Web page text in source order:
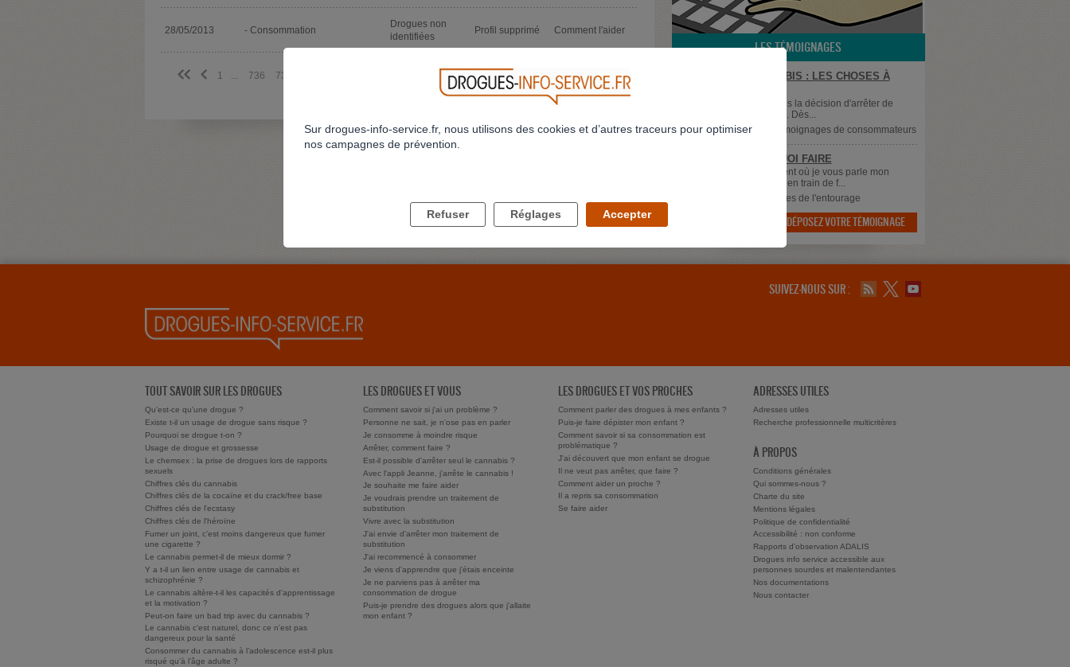
28/05/2013 - Consommation
Drogues non
identifiées
Profil supprimé Comment l'aider
<< < 1 736 737 743 744 745 746 747 748 749
...
973
> >>
LES TÉMOIGNAGES
ARRÊTER LE CANNABIS : LES CHOSES À
Bonjour, Il y a peu, j'ai pris la décision d'arrêter de
consommer du cannabis. Dès...
Profil supprimédans Témoignages de consommateurs
JE NE SAIS PLUS QUOI FAIRE
Bonjour à tous, Au moment où je vous parle mon
conjoint qui à 43 ans est en train de f...
Témoignages de l'entourage
DÉPOSEZ VOTRE TÉMOIGNAGE
SUIVEZ-NOUS SUR :
TOUT SAVOIR SUR LES DROGUES
Qu'est-ce qu'une drogue ?
Existe t-il un usage de drogue sans risque ?
Pourquoi se drogue t-on ?
Usage de drogue et grossesse
Le chemsex : la prise de drogues lors de rapports
sexuels
Chiffres clés du cannabis
Chiffres clés de la cocaïne et du crack/free base
Chiffres clés de l'ecstasy
Chiffres clés de l'héroïne
Fumer un joint, c’est moins dangereux que fumer
une cigarette ?
Le cannabis permet-il de mieux dormir ?
Y a t-il un lien entre usage de cannabis et
schizophrénie ?
Le cannabis altère-t-il les capacités d'apprentissage
et la motivation ?
Peut-on faire un bad trip avec du cannabis ?
Le cannabis c'est naturel, donc ce n'est pas
dangereux pour la santé
Consommer du cannabis à l’adolescence est-il plus
risqué qu’à l’âge adulte ?
LES DROGUES ET VOUS
Comment savoir si j'ai un problème ?
Personne ne sait, je n'ose pas en parler
Je consomme à moindre risque
Arrêter, comment faire ?
Est-il possible d'arrêter seul le cannabis ?
Avec l'appli Jeanne, j'arrête le cannabis !
Je souhaite me faire aider
Je voudrais prendre un traitement de
substitution
Vivre avec la substitution
J'ai envie d'arrêter mon traitement de
substitution
J'ai recommencé à consommer
Je viens d'apprendre que j'étais enceinte
Je ne parviens pas à arrêter ma
consommation de drogue
Puis-je prendre des drogues alors que j'allaite
mon enfant ?
LES DROGUES ET VOS PROCHES
Comment parler des drogues à mes enfants ?
Puis-je faire dépister mon enfant ?
Comment savoir si sa consommation est
problématique ?
J'ai découvert que mon enfant se drogue
Il ne veut pas arrêter, que faire ?
Comment aider un proche ?
Il a repris sa consommation
Se faire aider
ADRESSES UTILES
Adresses utiles
Recherche professionnelle multicritères
À PROPOS
Conditions générales
Qui sommes-nous ?
Charte du site
Mentions légales
Politique de confidentialité
Accessibilité : non conforme
Rapports d'observation ADALIS
Drogues info service accessible aux
personnes sourdes et malentendantes
Nos documentations
Nous contacter
Sur drogues-info-service.fr, nous utilisons des cookies et d’autres traceurs pour optimiser
nos campagnes de prévention.
Refuser Réglages Accepter